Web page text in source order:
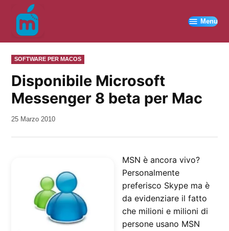
contenuto
Menu
PUBBLICATO
IN
SOFTWARE PER MACOS
Disponibile Microsoft
Messenger 8 beta per Mac
da
25 Marzo 2010
MSN è ancora vivo?
Personalmente
preferisco Skype ma è
da evidenziare il fatto
che milioni e milioni di
persone usano MSN